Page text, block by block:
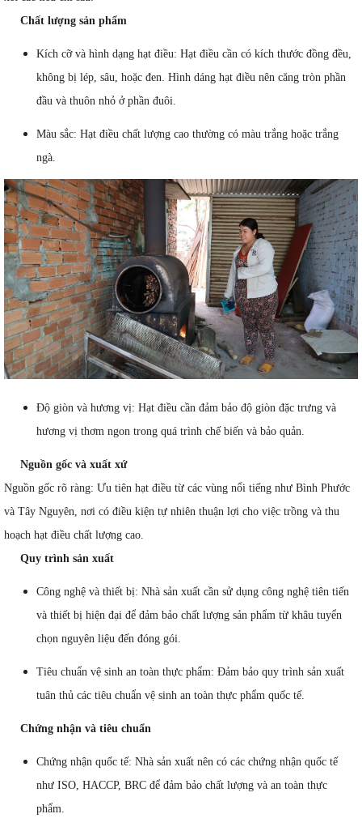
Chất lượng sản phẩm
Kích cỡ và hình dạng hạt điều: Hạt điều cần có kích thước đồng đều,
không bị lép, sâu, hoặc đen. Hình dáng hạt điều nên căng tròn phần
đầu và thuôn nhỏ ở phần đuôi.
Màu sắc: Hạt điều chất lượng cao thường có màu trắng hoặc trắng
ngà.
Độ giòn và hương vị: Hạt điều cần đảm bảo độ giòn đặc trưng và
hương vị thơm ngon trong quá trình chế biến và bảo quản.
Nguồn gốc và xuất xứ
Nguồn gốc rõ ràng: Ưu tiên hạt điều từ các vùng nổi tiếng như Bình Phước
và Tây Nguyên, nơi có điều kiện tự nhiên thuận lợi cho việc trồng và thu
hoạch hạt điều chất lượng cao.
Quy trình sản xuất
Công nghệ và thiết bị: Nhà sản xuất cần sử dụng công nghệ tiên tiến
và thiết bị hiện đại để đảm bảo chất lượng sản phẩm từ khâu tuyển
chọn nguyên liệu đến đóng gói.
Tiêu chuẩn vệ sinh an toàn thực phẩm: Đảm bảo quy trình sản xuất
tuân thủ các tiêu chuẩn vệ sinh an toàn thực phẩm quốc tế.
Chứng nhận và tiêu chuẩn
Chứng nhận quốc tế: Nhà sản xuất nên có các chứng nhận quốc tế
như ISO, HACCP, BRC để đảm bảo chất lượng và an toàn thực
phẩm.